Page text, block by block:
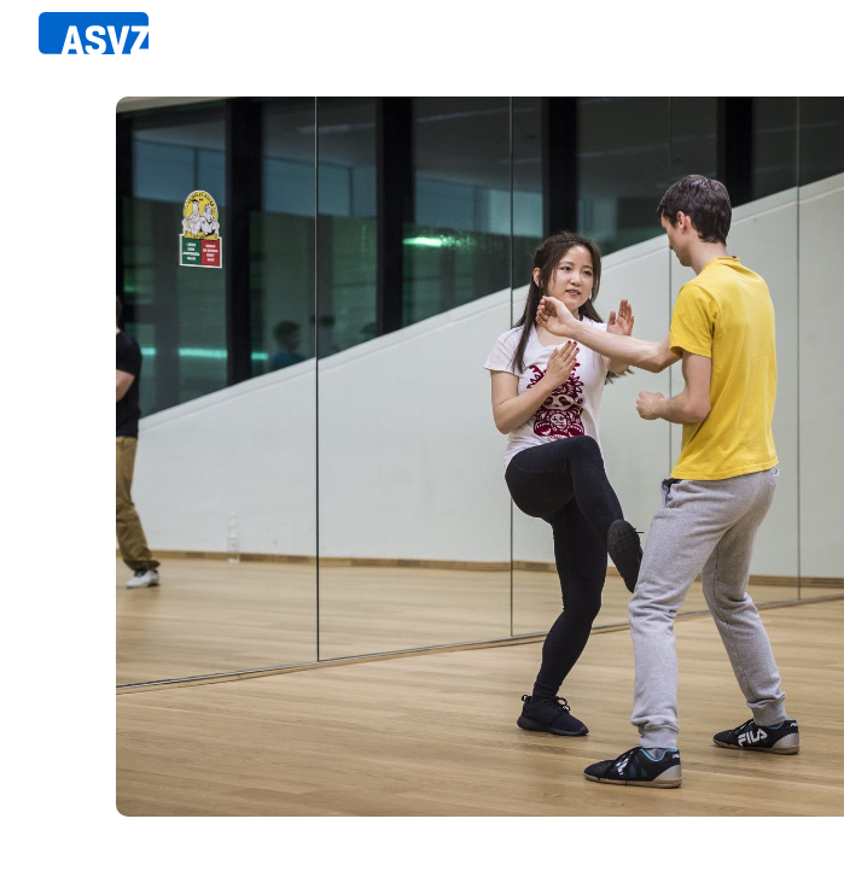
Direkt
zum
Sportfahrplan
Sportarten
Sportanlagen
Events
ASVZ@home
Member's Manual / FAQ
Fairplay
Teilnahmeberechtigung